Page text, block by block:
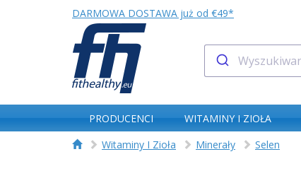
DARMOWA DOSTAWA już od €49*
PRODUCENCI WITAMINY I ZIOŁA
Witaminy I Zioła
Minerały Selen